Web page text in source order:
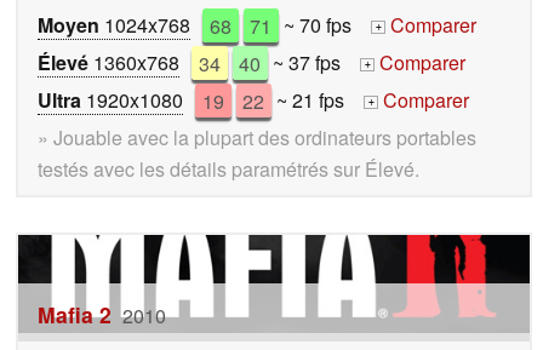
Moyen 1024x768 68 71 ~ 70 fps + Comparer
Élevé 1360x768 34 40 ~ 37 fps + Comparer
Ultra 1920x1080 19 22 ~ 21 fps + Comparer
» Jouable avec la plupart des ordinateurs portables
testés avec les détails paramétrés sur Élevé.
Mafia 2 2010